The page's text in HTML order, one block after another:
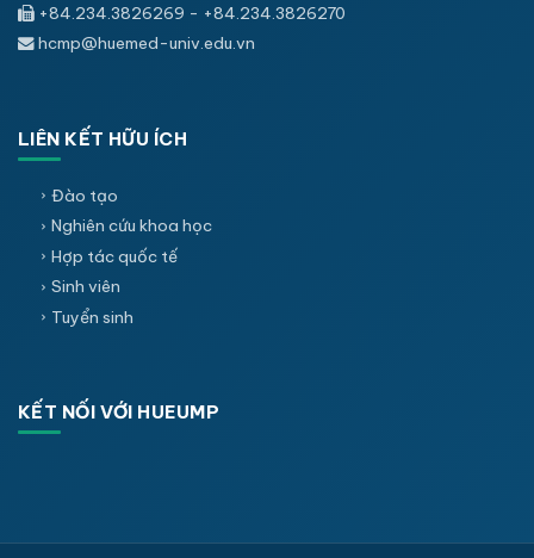
+84.234.3826269 - +84.234.3826270
hcmp@huemed-univ.edu.vn
LIÊN KẾT HỮU ÍCH
Đào tạo
Nghiên cứu khoa học
Hợp tác quốc tế
Sinh viên
Tuyển sinh
KẾT NỐI VỚI HUEUMP